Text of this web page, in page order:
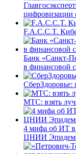
цифровизации
F.A.C.C.T.
Банк «Санкт-
в финансовой
СберЗдоровье:
МТС: взять
4 мифа об ИТ
ЦНИИ